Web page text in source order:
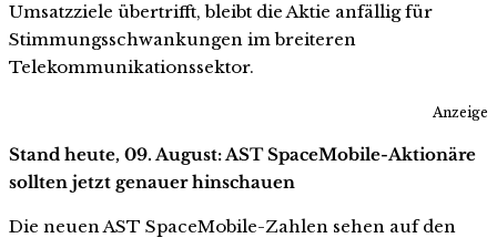
Umsatzziele übertrifft, bleibt die Aktie anfällig für
Stimmungsschwankungen im breiteren
Telekommunikationssektor.
Anzeige
Stand heute, 09. August: AST SpaceMobile-Aktionäre
sollten jetzt genauer hinschauen
Die neuen AST SpaceMobile-Zahlen sehen auf den